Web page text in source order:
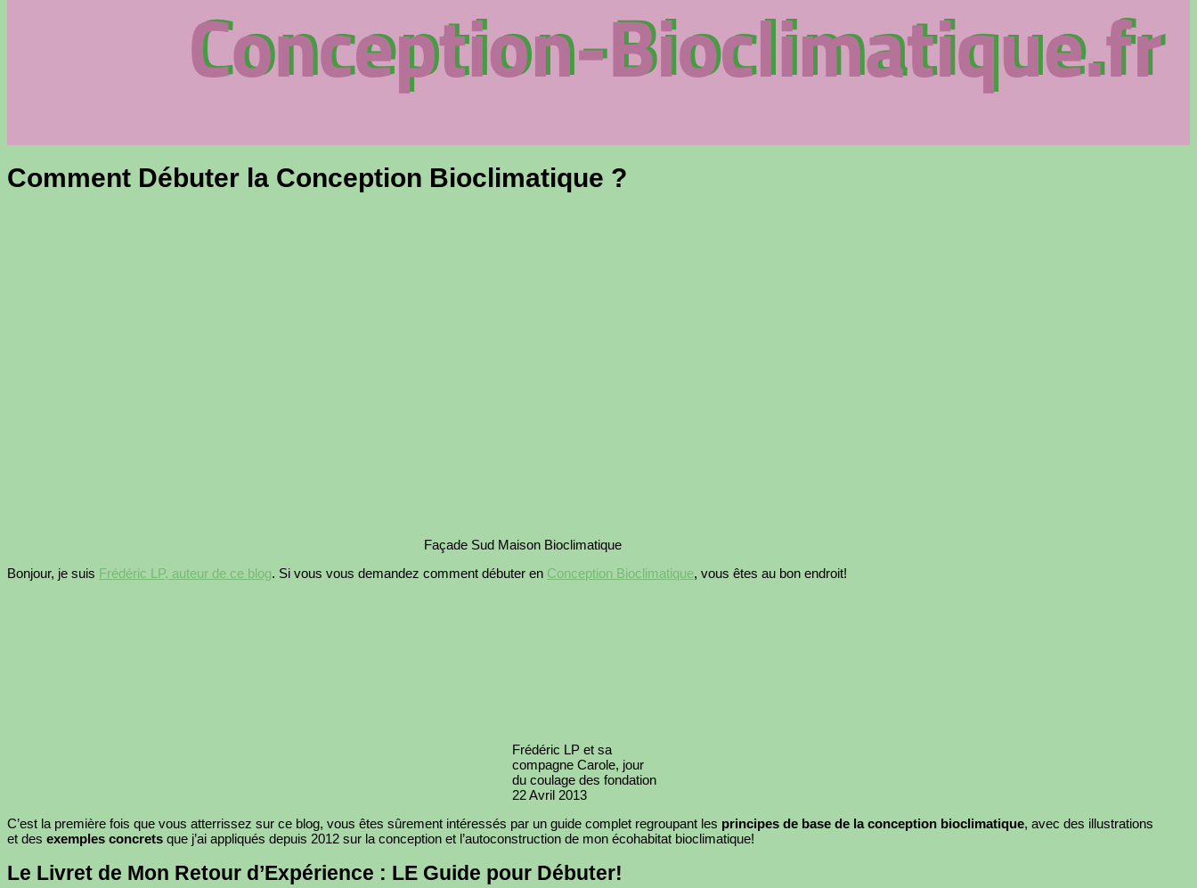
Comment Débuter la Conception Bioclimatique ?
Façade Sud Maison Bioclimatique
Bonjour, je suis Frédéric LP, auteur de ce blog. Si vous vous demandez comment débuter en Conception Bioclimatique, vous êtes au bon endroit!
Frédéric LP et sa
compagne Carole, jour
du coulage des fondation
22 Avril 2013
C’est la première fois que vous atterrissez sur ce blog, vous êtes sûrement intéressés par un guide complet regroupant les principes de base de la conception bioclimatique, avec des illustrations
et des exemples concrets que j’ai appliqués depuis 2012 sur la conception et l’autoconstruction de mon écohabitat bioclimatique!
Le Livret de Mon Retour d’Expérience : LE Guide pour Débuter!